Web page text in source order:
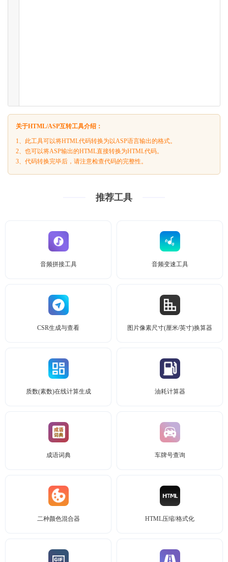
关于HTML/ASP互转工具介绍：
1、此工具可以将HTML代码转换为以ASP语言输出的格式。
2、也可以将ASP输出的HTML直接转换为HTML代码。
3、代码转换完毕后，请注意检查代码的完整性。
推荐工具
音频拼接工具 音频变速工具
CSR生成与查看 图片像素尺寸(厘米/英寸)换算器
质数(素数)在线计算生成 油耗计算器
成语词典 车牌号查询
二种颜色混合器 HTML压缩/格式化